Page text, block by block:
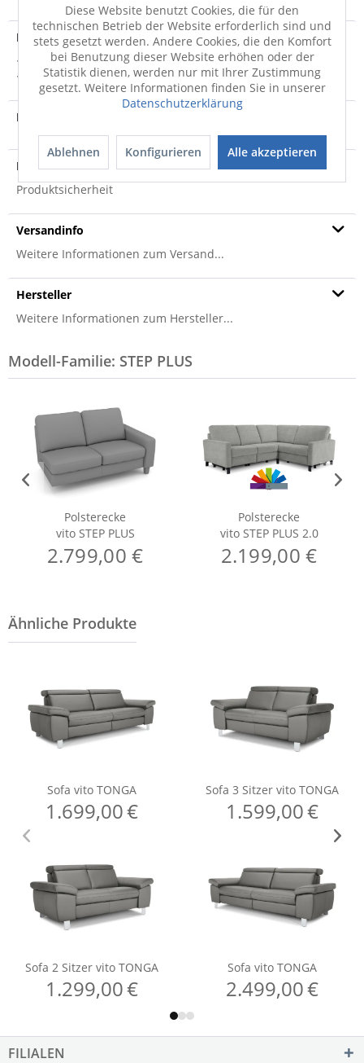
Produktdetails
· Bezug: Stoff Easy Care · Variante 1:Standardnaht/Kappnaht
· bestehend aus: · 1,5 Sitzer... mehr
Produktvideo
Produktsicherheit
Produktsicherheit
Versandinfo
Weitere Informationen zum Versand...
Hersteller
Weitere Informationen zum Hersteller...
Modell-Familie: STEP PLUS
Polsterecke
vito STEP PLUS
2.799,00 €
Polsterecke
vito STEP PLUS 2.0
2.199,00 €
FILIALEN
Diese Website benutzt Cookies, die für den
technischen Betrieb der Website erforderlich sind und
stets gesetzt werden. Andere Cookies, die den Komfort
bei Benutzung dieser Website erhöhen oder der
Statistik dienen, werden nur mit Ihrer Zustimmung
gesetzt. Weitere Informationen finden Sie in unserer
Datenschutzerklärung
Ablehnen Konfigurieren Alle akzeptieren